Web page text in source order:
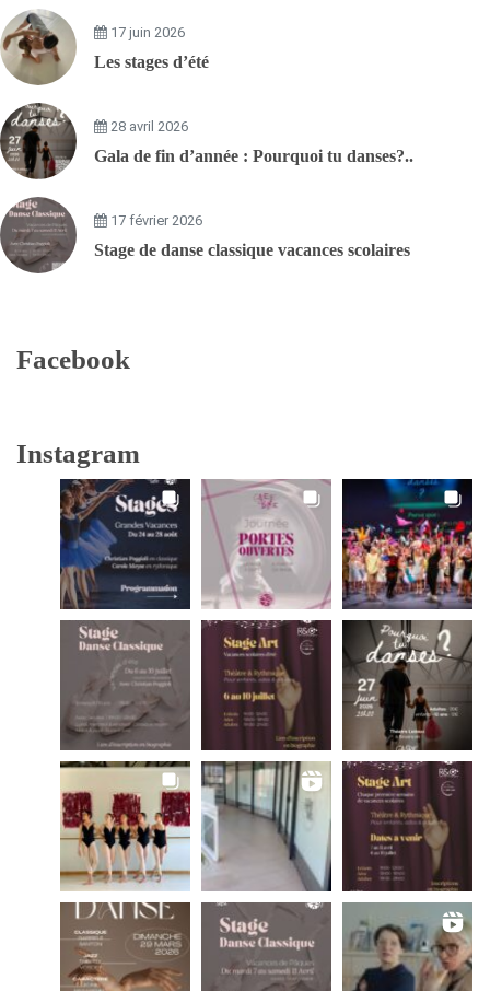
17 juin 2026
Les stages d’été
28 avril 2026
Gala de fin d’année : Pourquoi tu danses?..
17 février 2026
Stage de danse classique vacances scolaires
Facebook
Instagram